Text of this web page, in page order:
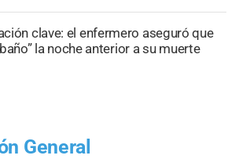
clave: el enfermero aseguró que
la noche anterior a su muerte
General